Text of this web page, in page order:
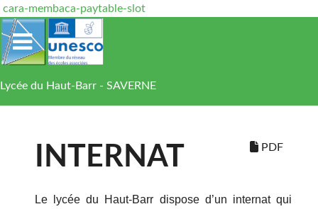
cara-membaca-paytable-slot
Lycée du Haut-Barr - SAVERNE
PDF
INTERNAT
Le lycée du Haut-Barr dispose d’un internat qui